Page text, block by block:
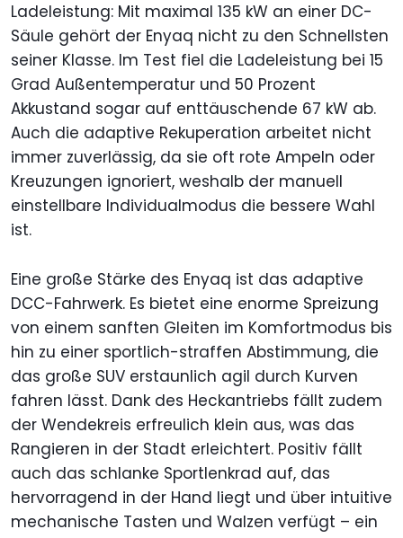
Ladeleistung: Mit maximal 135 kW an einer DC-
Säule gehört der Enyaq nicht zu den Schnellsten
seiner Klasse. Im Test fiel die Ladeleistung bei 15
Grad Außentemperatur und 50 Prozent
Akkustand sogar auf enttäuschende 67 kW ab.
Auch die adaptive Rekuperation arbeitet nicht
immer zuverlässig, da sie oft rote Ampeln oder
Kreuzungen ignoriert, weshalb der manuell
einstellbare Individualmodus die bessere Wahl
ist.
Eine große Stärke des Enyaq ist das adaptive
DCC-Fahrwerk. Es bietet eine enorme Spreizung
von einem sanften Gleiten im Komfortmodus bis
hin zu einer sportlich-straffen Abstimmung, die
das große SUV erstaunlich agil durch Kurven
fahren lässt. Dank des Heckantriebs fällt zudem
der Wendekreis erfreulich klein aus, was das
Rangieren in der Stadt erleichtert. Positiv fällt
auch das schlanke Sportlenkrad auf, das
hervorragend in der Hand liegt und über intuitive
mechanische Tasten und Walzen verfügt – ein